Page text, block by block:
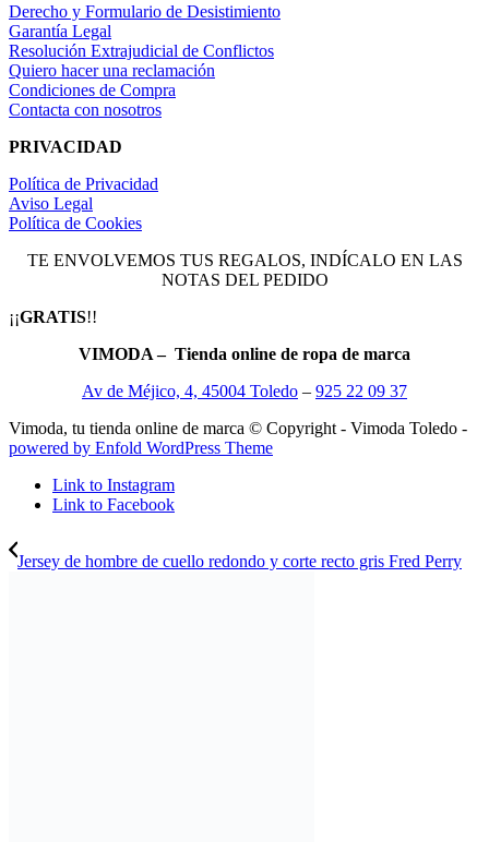
Derecho y Formulario de Desistimiento
Garantía Legal
Resolución Extrajudicial de Conflictos
Quiero hacer una reclamación
Condiciones de Compra
Contacta con nosotros
PRIVACIDAD
Política de Privacidad
Aviso Legal
Política de Cookies
TE ENVOLVEMOS TUS REGALOS, INDÍCALO EN LAS
NOTAS DEL PEDIDO
¡¡GRATIS!!
VIMODA – Tienda online de ropa de marca
Av de Méjico, 4, 45004 Toledo – 925 22 09 37
Vimoda, tu tienda online de marca © Copyright - Vimoda Toledo -
powered by Enfold WordPress Theme
Link to Instagram
Link to Facebook
Jersey de hombre de cuello redondo y corte recto gris Fred Perry